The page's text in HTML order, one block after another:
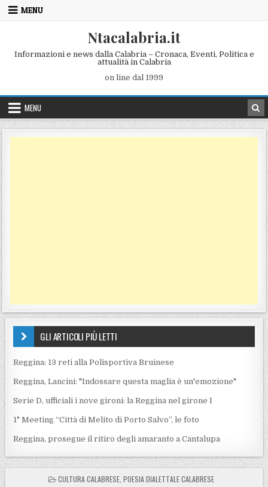
Skip to content
MENU
Ntacalabria.it
Informazioni e news dalla Calabria – Cronaca, Eventi, Politica e
attualità in Calabria
on line dal 1999
MENU
GLI ARTICOLI PIÙ LETTI
Reggina: 13 reti alla Polisportiva Bruinese
Reggina, Lancini: "Indossare questa maglia è un'emozione"
Serie D, ufficiali i nove gironi: la Reggina nel girone I
1° Meeting “Città di Melito di Porto Salvo”, le foto
Reggina, prosegue il ritiro degli amaranto a Cantalupa
POSTED IN
CULTURA CALABRESE, POESIA DIALETTALE CALABRESE